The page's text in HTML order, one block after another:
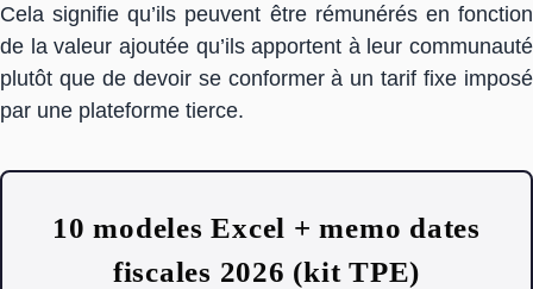
Cela signifie qu’ils peuvent être rémunérés en fonction
de la valeur ajoutée qu’ils apportent à leur communauté
plutôt que de devoir se conformer à un tarif fixe imposé
par une plateforme tierce.
10 modeles Excel + memo dates
fiscales 2026 (kit TPE)